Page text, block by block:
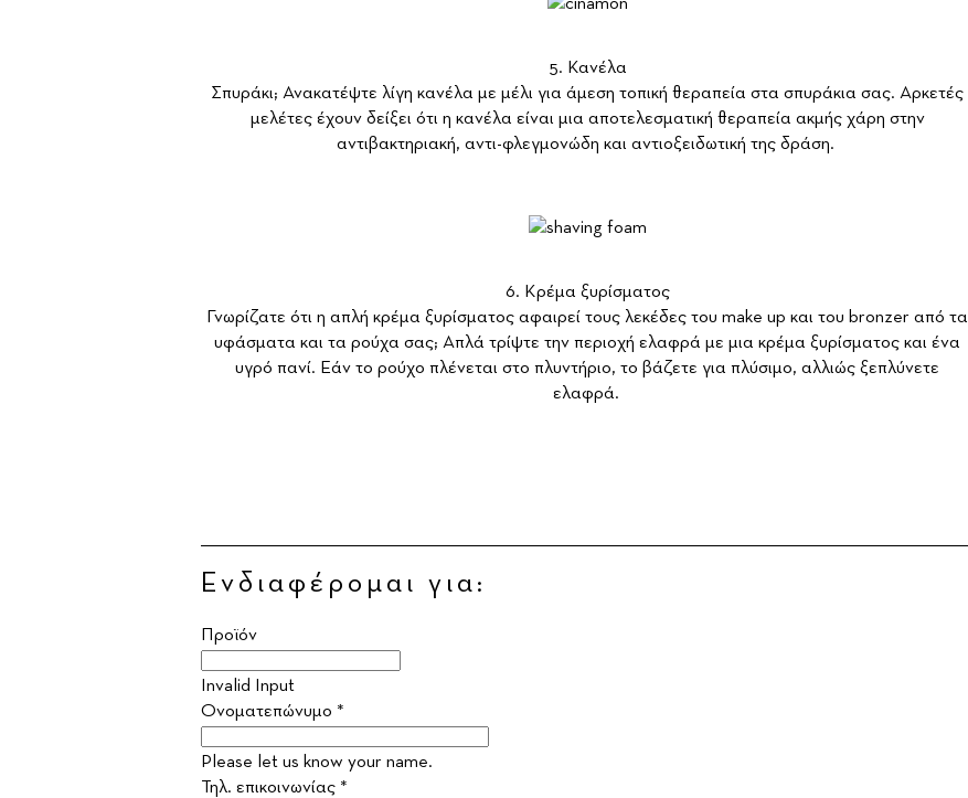
5. Κανέλα
Σπυράκι; Ανακατέψτε λίγη κανέλα με μέλι για άμεση τοπική θεραπεία στα σπυράκια σας. Αρκετές
μελέτες έχουν δείξει ότι η κανέλα είναι μια αποτελεσματική θεραπεία ακμής χάρη στην
αντιβακτηριακή, αντι-φλεγμονώδη και αντιοξειδωτική της δράση.
6. Κρέμα ξυρίσματος
Γνωρίζατε ότι η απλή κρέμα ξυρίσματος αφαιρεί τους λεκέδες του make up και του bronzer από τα
υφάσματα και τα ρούχα σας; Απλά τρίψτε την περιοχή ελαφρά με μια κρέμα ξυρίσματος και ένα
υγρό πανί. Εάν το ρούχο πλένεται στο πλυντήριο, το βάζετε για πλύσιμο, αλλιώς ξεπλύνετε
ελαφρά.
Ενδιαφέρομαι για:
Προϊόν
Invalid Input
Ονοματεπώνυμο *
Please let us know your name.
Τηλ. επικοινωνίας *